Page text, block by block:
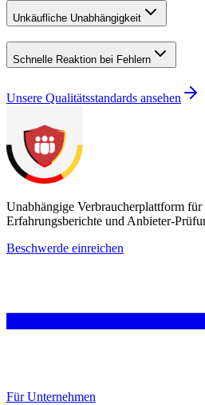
Unkäufliche Unabhängigkeit
Schnelle Reaktion bei Fehlern
Unsere Qualitätsstandards ansehen
Unabhängige Verbraucherplattform
Erfahrungsberichte und Anbieter-
Beschwerde einreichen
Für Unternehmen